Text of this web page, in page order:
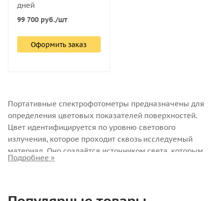
дней
99 700 руб./шт
Оформить заказ
Портативные спектрофотометры предназначены для
определения цветовых показателей поверхностей.
Цвет идентифицируется по уровню светового
излучения, которое проходит сквозь исследуемый
материал. Оно создаётся источником света, которым
оснащён прибор, и фиксируется фотоприёмником.
Приборы работают от встроенного аккумулятора. За